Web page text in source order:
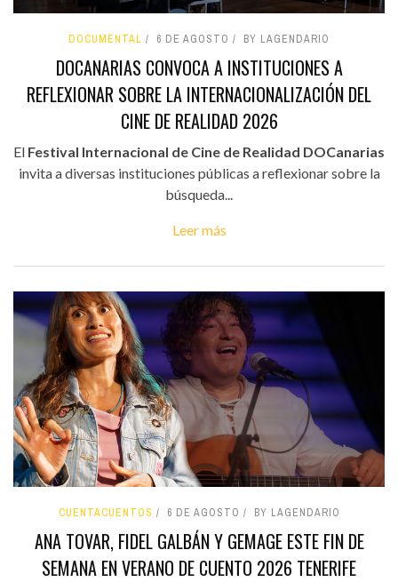
DOCUMENTAL 6 DE AGOSTO BY LAGENDARIO
DOCANARIAS CONVOCA A INSTITUCIONES A
REFLEXIONAR SOBRE LA INTERNACIONALIZACIÓN DEL
CINE DE REALIDAD 2026
El Festival Internacional de Cine de Realidad DOCanarias
invita a diversas instituciones públicas a reflexionar sobre la
búsqueda...
Leer más
CUENTACUENTOS 6 DE AGOSTO BY LAGENDARIO
ANA TOVAR, FIDEL GALBÁN Y GEMAGE ESTE FIN DE
SEMANA EN VERANO DE CUENTO 2026 TENERIFE